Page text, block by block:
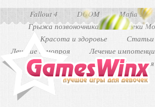
Fallout 4 DOOM Mafia 3
Грыжа позвоночника
Аптеки
Красота и здоровье
Статьи
Лечение геморроя
Лечение
Как